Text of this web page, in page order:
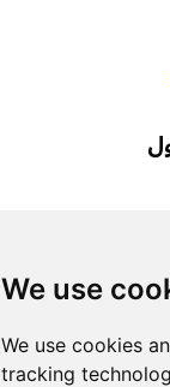
We use
We use cookies
tracking